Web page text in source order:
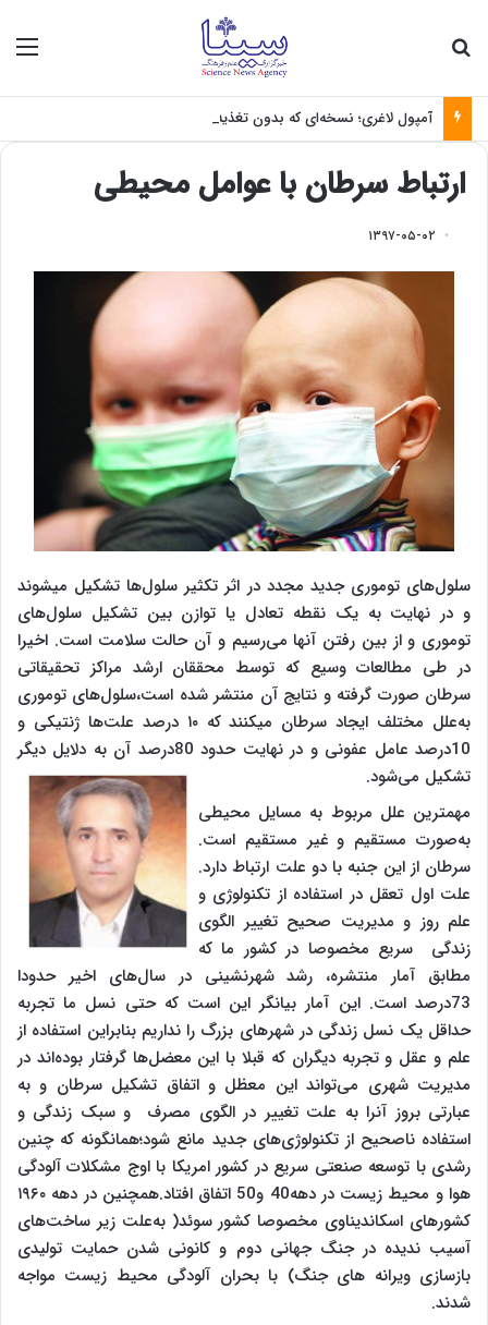
آمپول لاغری؛ نسخه‌ای که بدون تغذیه خطرناک می‌شود
ارتباط سرطان با عوامل محیطی
۱۳۹۷-۰۵-۰۲
سلول‌های توموری جدید مجدد در اثر تکثیر سلول‌ها تشکیل می­شوند
و در نهایت به یک نقطه تعادل یا توازن بین تشکیل سلول‌های
توموری و از بین رفتن آنها می‌رسیم و آن حالت سلامت است. اخیرا
در طی مطالعات وسیع که توسط محققان ارشد مراکز تحقیقاتی
سرطان صورت گرفته و نتایج آن منتشر شده است،سلول‌های توموری
به‌علل مختلف ایجاد سرطان می­کنند که ۱۰ درصد علت‌ها ژنتیکی و
10درصد عامل عفونی و در نهایت حدود 80درصد آن به دلایل دیگر
تشکیل می‌شود.
مهمترین علل مربوط به مسایل محیطی
به‌صورت مستقیم و غیر مستقیم است.
سرطان از این جنبه با دو علت ارتباط دارد.
علت اول تعقل در استفاده از تکنولوژی و
علم روز و مدیریت صحیح تغییر الگوی
زندگی سریع مخصوصا در کشور ما که
مطابق آمار منتشره، رشد شهرنشینی در سال‌های اخیر حدودا
73درصد است. این آمار بیانگر این است که حتی نسل ما تجربه
حداقل یک نسل زندگی در شهرهای بزرگ را نداریم بنابراین استفاده از
علم و عقل و تجربه دیگران که قبلا با این معضل‌ها گرفتار بوده‌اند در
مدیریت شهری می‌تواند این معظل و اتفاق تشکیل سرطان و به
عبارتی بروز آنرا به علت تغییر در الگوی مصرف و سبک زندگی و
استفاده ناصحیح از تکنولوژی‌های جدید مانع شود؛همانگونه که چنین
رشدی با توسعه صنعتی سریع در کشور امریکا با اوج مشکلات آلودگی
هوا و محیط زیست در دهه40 و50 اتفاق افتاد.همچنین در دهه ۱۹۶۰
کشورهای اسکاندیناوی مخصوصا کشور سوئد( به‌علت زیر ساخت‌های
آسیب ندیده در جنگ جهانی دوم و کانونی شدن حمایت تولیدی
بازسازی ویرانه های جنگ) با بحران آلودگی محیط زیست مواجه
شدند.